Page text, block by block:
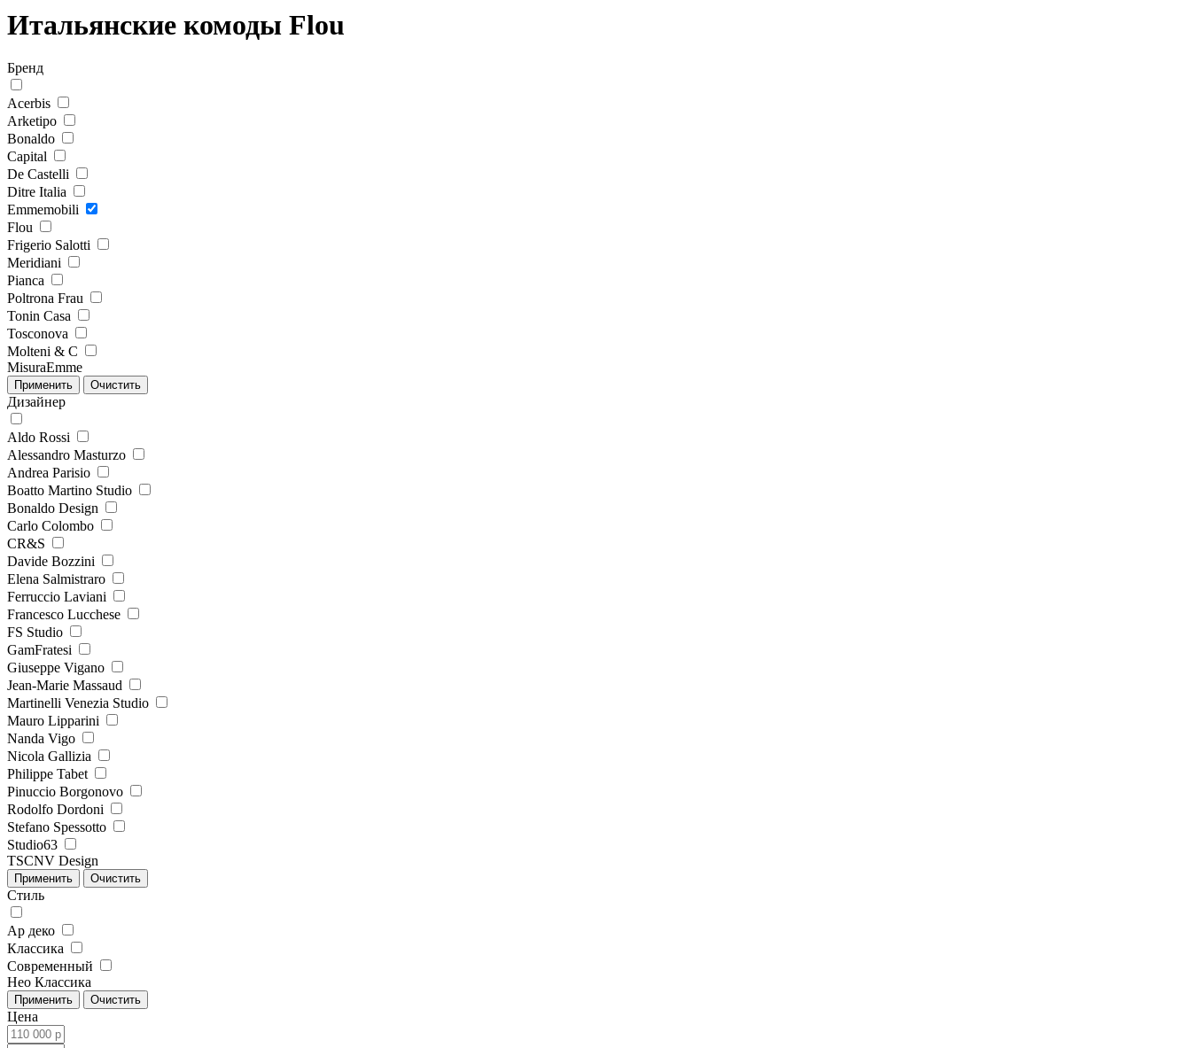
Итальянские комоды Flou
Бренд
Acerbis
Arketipo
Bonaldo
Capital
De Castelli
Ditre Italia
Emmemobili
Flou
Frigerio Salotti
Meridiani
Pianca
Poltrona Frau
Tonin Casa
Tosconova
Molteni & C
MisuraEmme
Дизайнер
Aldo Rossi
Alessandro Masturzo
Andrea Parisio
Boatto Martino Studio
Bonaldo Design
Carlo Colombo
CR&S
Davide Bozzini
Elena Salmistraro
Ferruccio Laviani
Francesco Lucchese
FS Studio
GamFratesi
Giuseppe Vigano
Jean-Marie Massaud
Martinelli Venezia Studio
Mauro Lipparini
Nanda Vigo
Nicola Gallizia
Philippe Tabet
Pinuccio Borgonovo
Rodolfo Dordoni
Stefano Spessotto
Studio63
TSCNV Design
Стиль
Ар деко
Классика
Современный
Нео Классика
Цена